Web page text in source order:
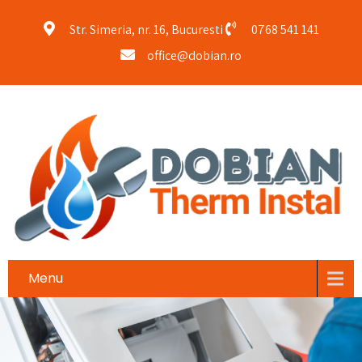
Str. Simeria, nr. 16, Bucuresti
0768 541 141
office@dobian.ro
Menu